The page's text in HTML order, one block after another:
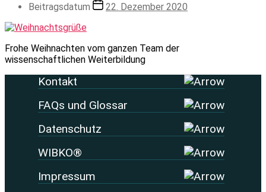
Beitragsdatum
22. Dezember 2020
Frohe Weihnachten vom ganzen Team der
wissenschaftlichen Weiterbildung
Kontakt
FAQs und Glossar
Datenschutz
WIBKO®
Impressum